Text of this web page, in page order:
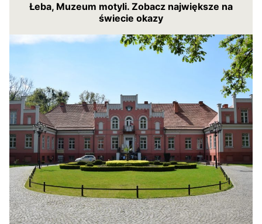
Łeba, Muzeum motyli. Zobacz największe na
świecie okazy